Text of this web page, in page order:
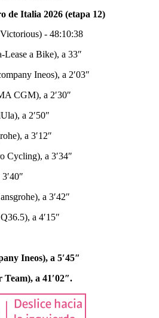
de Italia 2026 (etapa 12)
- 48:10:38
Lease a Bike), a 33″
Ineos), a 2′03″
CGM), a 2′30″
a 2′50″
a 3′12″
Cycling), a 3′34″
a 3′42″
a 4′15″
Ineos), a 5′45″
a 41′02″.